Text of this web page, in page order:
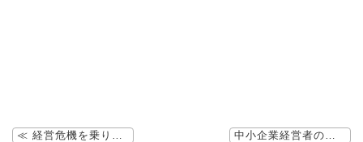
≪ 経営危機を乗り越え、孫への事業承継を実現した経営者の勇気ある決断 その２ 中小企業経営者のための老後破産回避戦略 その１ ≫